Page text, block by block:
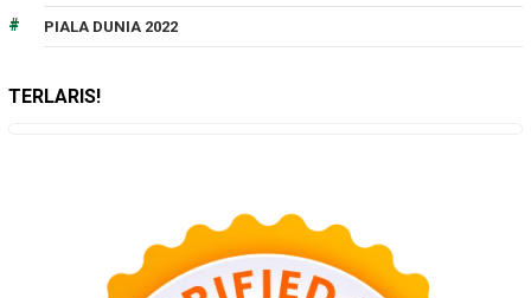
PIALA DUNIA 2022
TERLARIS!